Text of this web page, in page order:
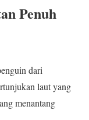
Penuh
dari
laut yang
menantang